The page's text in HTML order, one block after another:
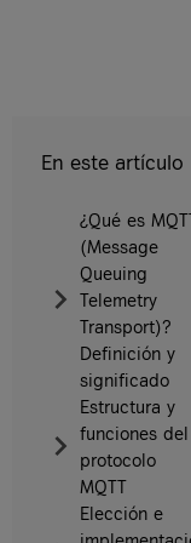
En este artículo
¿Qué es
(Message
Queuing
Telemetry
Transport)?
Definición y
significado
Estructura y
funciones del
protocolo
MQTT
Elección e